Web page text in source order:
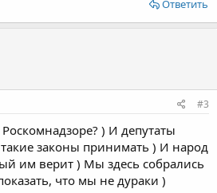
Ответить
#3
) И депутаты
законы принимать ) И народ
им верит ) Мы здесь собрались
что мы не дураки )